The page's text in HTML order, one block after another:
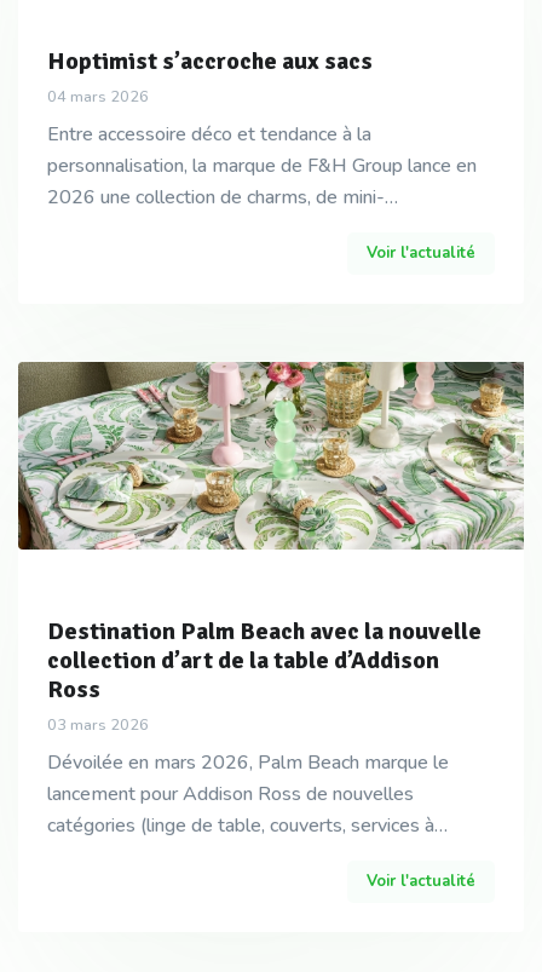
Hoptimist s’accroche aux sacs
04 mars 2026
Entre accessoire déco et tendance à la
personnalisation, la marque de F&H Group lance en
2026 une collection de charms, de mini-
Voir l'actualité
Destination Palm Beach avec la nouvelle
collection d’art de la table d’Addison
Ross
03 mars 2026
Dévoilée en mars 2026, Palm Beach marque le
lancement pour Addison Ross de nouvelles
catégories (linge de table, couverts, services à
Voir l'actualité